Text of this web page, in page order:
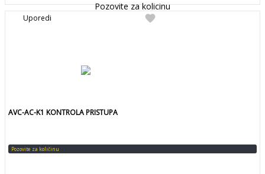
Pozovite za kolicinu
favorite
Uporedi
AVC-AC-K1 KONTROLA PRISTUPA
Pozovite za količinu